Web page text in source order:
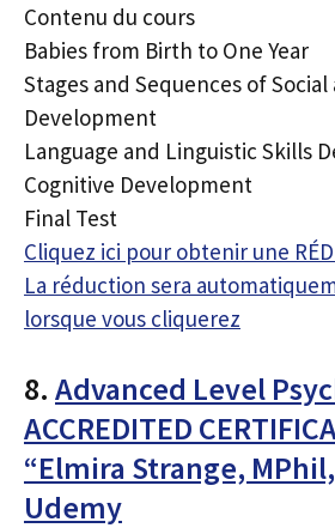
Contenu du cours
Babies from Birth to One Year
Stages and Sequences of
Development
Language and Linguistic Skills
Cognitive Development
Final Test
Cliquez ici pour obtenir une
La réduction sera
lorsque vous cliquerez
8. Advanced Level
ACCREDITED
“Elmira Strange,
Udemy